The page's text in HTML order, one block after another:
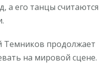
а его танцы считаются
Темников продолжает
на мировой сцене.